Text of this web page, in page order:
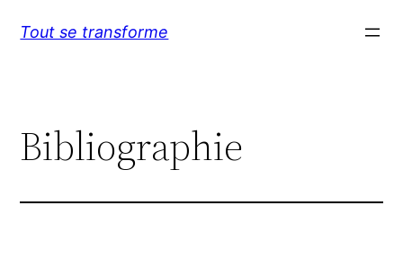
Tout se transforme
Bibliographie